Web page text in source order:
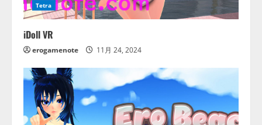
Tetra
iDoll VR
erogamenote 11月 24, 2024